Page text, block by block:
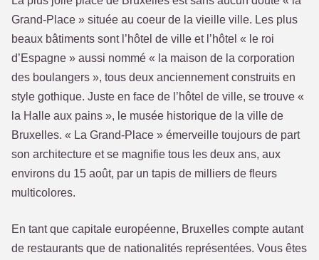
Grand-Place » située au coeur de la vieille ville. Les plus
beaux bâtiments sont l’hôtel de ville et l’hôtel « le roi
d’Espagne » aussi nommé « la maison de la corporation
des boulangers », tous deux anciennement construits en
style gothique. Juste en face de l’hôtel de ville, se trouve «
la Halle aux pains », le musée historique de la ville de
Bruxelles. « La Grand-Place » émerveille toujours de part
son architecture et se magnifie tous les deux ans, aux
environs du 15 août, par un tapis de milliers de fleurs
multicolores.
En tant que capitale européenne, Bruxelles compte autant
de restaurants que de nationalités représentées. Vous êtes